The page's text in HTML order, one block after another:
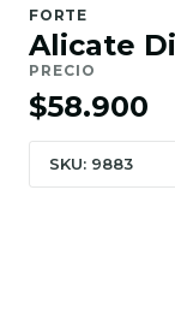
FORTE
Alicate
PRECIO
$58.900
SKU: 9883